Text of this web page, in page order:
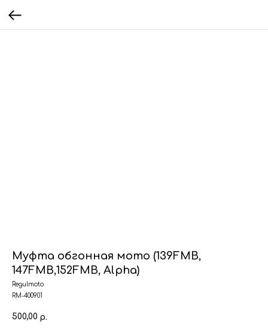
Муфта обгонная мото (139FMB,
147FMB,152FMB, Alpha)
Regulmoto
RM-400901
500,00 р.